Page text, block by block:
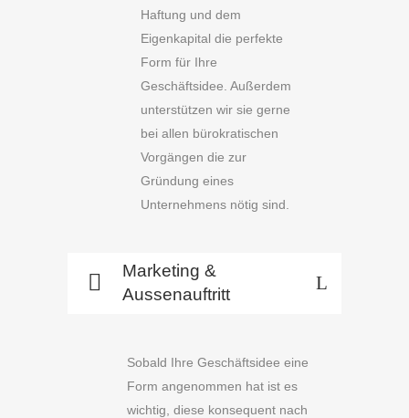
Haftung und dem
Eigenkapital die perfekte
Form für Ihre
Geschäftsidee. Außerdem
unterstützen wir sie gerne
bei allen bürokratischen
Vorgängen die zur
Gründung eines
Unternehmens nötig sind.
Marketing &
Aussenauftritt
Sobald Ihre Geschäftsidee eine
Form angenommen hat ist es
wichtig, diese konsequent nach